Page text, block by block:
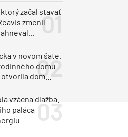
začal stavať
zmenil
v novom šate.
domu
dom
vzácna dlažba.
paláca